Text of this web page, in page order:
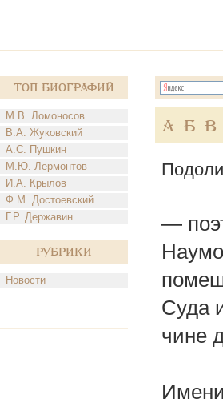
Топ Биографий
М.В. Ломоносов
В.А. Жуковский
А.С. Пушкин
М.Ю. Лермонтов
И.А. Крылов
Ф.М. Достоевский
Г.Р. Державин
Рубрики
Новости
А Б В
—
Суда
чине